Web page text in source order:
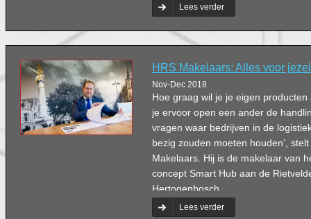
Lees verder
HRS Makelaars: Alles voor
Nov-Dec 2018
Hoe graag wil je je eigen
je ervoor open een ander de
vragen waar bedrijven in de
bezig zouden moeten houden’,
Makelaars. Hij is de makelaar van
concept Smart Hub aan de
Hertogenbosch.
Lees verder